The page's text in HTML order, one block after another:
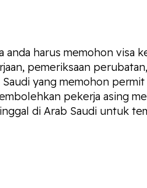
harus memohon visa
pemeriksaan
yang memohon
pekerja asing
di Arab Saudi untuk